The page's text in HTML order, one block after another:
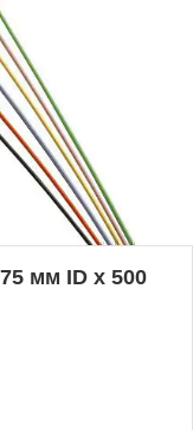
мм ID x 500